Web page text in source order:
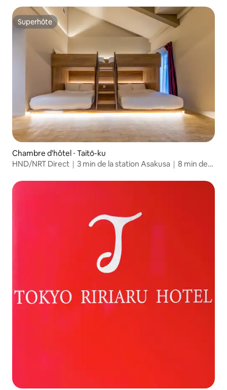
Yamanote, quartier commerçant d'Ikebukuro
Superhôte
Superhôte
Chambre d'hôtel ⋅ Taitō-ku
HND/NRT Direct｜3 min de la station Asakusa｜8 min de